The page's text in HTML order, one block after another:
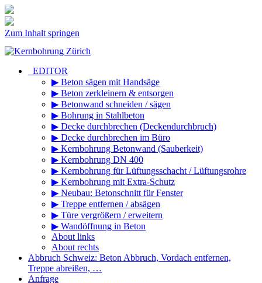
Zum Inhalt springen
_EDITOR
▶ Beton sägen mit Handsäge
▶ Beton zerkleinern & entsorgen
▶ Betonwand schneiden / sägen
▶ Bohrung in Stahlbeton
▶ Decke durchbrechen (Deckendurchbruch)
▶ Decke durchbrechen im Büro
▶ Kernbohrung Betonwand (Sauberkeit)
▶ Kernbohrung DN 400
▶ Kernbohrung für Lüftungsschacht / Lüftungsrohre
▶ Kernbohrung mit Extra-Schutz
▶ Neubau: Betonschnitt für Fenster
▶ Treppe entfernen / absägen
▶ Türe vergrößern / erweitern
▶ Wandöffnung in Beton
About links
About rechts
Abbruch Schweiz: Beton Abbruch, Vordach entfernen,
Treppe abreißen, …
Anfrage